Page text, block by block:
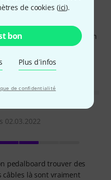
de cookies (ici).
bon
Plus d´infos
de confidentialité
temps. Jamais été pris
à câbler des
de meilleur qualité on
limitée (Bruit / pertes)
02.03.2022
pedalboard trouver des
câbles là sont vraiment